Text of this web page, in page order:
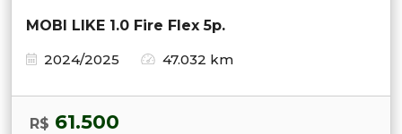
MOBI LIKE 1.0 Fire Flex 5p.
2024/2025
47.032 km
R$ 61.500